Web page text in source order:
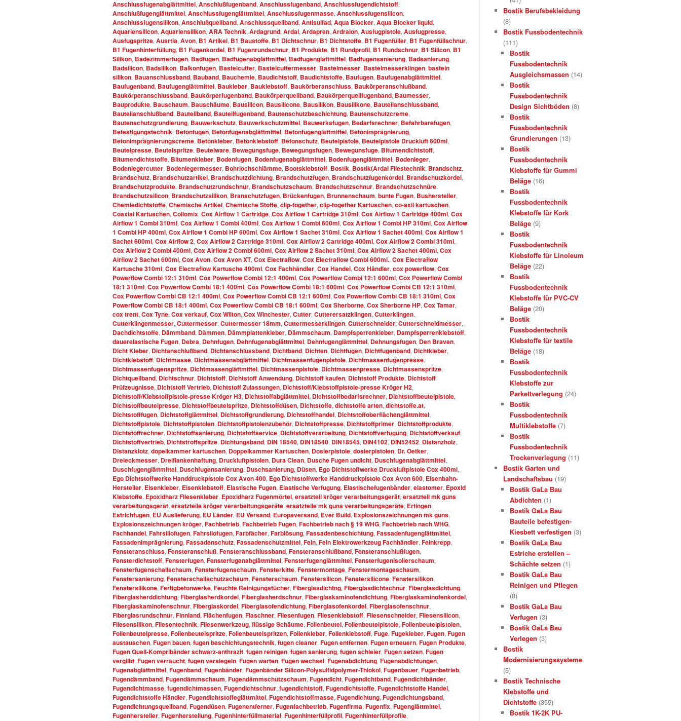
Anschlussfugenabglättmittel, Anschlußfugenband, Anschlussfugenband, Anschlussfugendichtstoff,
Anschlußfugenglättmittel, Anschlussfugenglättmittel, Anschlussfugenmasse, Anschlussfugensilicon,
Anschlussfugensilikon, Anschlußquellband, Anschlussquellband, Antisulfad, Aqua Blocker, Aqua Blocker liquid,
Aquariensilicon, Aquariensilikon, ARA Technik, Ardagrund, Ardal, Ardapren, Ardralon, Ausfugpistole, Ausfugpresse,
Ausfugspritze, Ausrtia, Avon, B1 Artikel, B1 Baustoffe, B1 Dichtschnur, B1 Dichtstoffe, B1 Fugenfüller, B1 Fugenfüllschnur,
B1 Fugenhinterfüllung, B1 Fugenkordel, B1 Fugenrundschnur, B1 Produkte, B1 Rundprofil, B1 Rundschnur, B1 Silicon, B1
Silikon, Badezimmerfugen, Badfugen, Badfugenabglättmittel, Badfugenglättmittel, Badfugensanierung, Badsanierung,
Badsilicon, Badsilikon, Balkonfugen, Bastelcutter, Bastelcuttermesser, Bastelmesser, Bastelmesserklingen, basteln
silikon, Bauanschlussband, Bauband, Bauchemie, Baudichtstoff, Baudichtstoffe, Baufugen, Baufugenabglättmittel,
Baufugenband, Baufugenglättmittel, Baukleber, Bauklebstoff, Baukörberanschluss, Baukörperanschlußband,
Baukörperanschlussband, Baukörperfugenband, Baukörperquellband, Baukörperquellfugenband, Baumesser,
Bauprodukte, Bauschaum, Bauschäume, Bausilicon, Bausilicone, Bausilikon, Bausilikone, Bauteilanschlussband,
Bauteilanschlußband, Bauteilband, Bauteilfugenband, Bautenschutzbeschichtung, Bautenschutzcreme,
Bautenschutzgrundierung, Bauwerkschutz, Bauwerkschutzmittel, Bauwerksfugen, Bedarfsrechner, Befahrbarefugen,
Befestigungstechnik, Betonfugen, Betonfugenabglättmittel, Betonfugenglättmittel, Betonimprägnierung,
Betonimprägnierungscreme, Betonkleber, Betonklebstoff, Betonschutz, Beutelpistole, Beutelpistole Druckluft 600ml,
Beutelpresse, Beutelspritze, Beutelware, Bewegungsfuge, Bewegungsfugen, Bewegunsfuge, Bitumendichtstoff,
Bitumendichtstoffe, Bitumenkleber, Bodenfugen, Bodenfugenabglättmittel, Bodenfugenglättmittel, Bodenleger,
Bodenlegercutter, Bodenlegermesser, Bohrlochschlämme, Bootsklebstoff, Bostik, Bostik(Ardal Fliestechnik, Brandschtz,
Brandschutz, Brandschutzartikel, Brandschutzdichtung, Brandschutzfugen, Brandschutzfugenkordel, Brandschutzkordel,
Brandschutzprodukte, Brandschutzrundschnur, Brandschutzschaum, Brandschutzschnur, Brandschutzschnüre,
Brandschutzsilicon, Brandschutzsilikon, Branschutzfugen, Brückenfugen, Brunnenschaum, bunte Fugen, Bushersteller,
Chemiedichtstoffe, Chemische Artikel, Chemische Stoffe, clip-together, clip-together Kartuschen, co-axil kartuschen,
Coaxial Kartuschen, Collomix, Cox Airflow 1 Cartridge, Cox Airflow 1 Cartridge 310ml, Cox Airflow 1 Cartridge 400ml, Cox
Airflow 1 Combi 310ml, Cox Airflow 1 Combi 400ml, Cox Airflow 1 Combi 600ml, Cox Airflow 1 Combi HP 310ml, Cox Airflow
1 Combi HP 400ml, Cox Airflow 1 Combi HP 600ml, Cox Airflow 1 Sachet 310ml, Cox Airflow 1 Sachet 400ml, Cox Airflow 1
Sachet 600ml, Cox Airflow 2, Cox Airflow 2 Cartridge 310ml, Cox Airflow 2 Cartridge 400ml, Cox Airflow 2 Combi 310ml,
Cox Airflow 2 Combi 400ml, Cox Airflow 2 Combi 600ml, Cox Airflow 2 Sachet 310ml, Cox Airflow 2 Sachet 400ml, Cox
Airflow 2 Sachet 600ml, Cox Avon, Cox Avon XT, Cox Electraflow, Cox Electraflow Combi 600ml., Cox Electraflow
Kartusche 310ml, Cox Electraflow Kartusche 400ml, Cox Fachhändler, Cox Handel, Cox Händler, cox powerflow, Cox
Powerflow Combi 12:1 310ml, Cox Powerflow Combi 12:1 400ml, Cox Powerflow Combi 12:1 600ml, Cox Powerflow Combi
18:1 310ml, Cox Powerflow Combi 18:1 400ml, Cox Powerflow Combi 18:1 600ml, Cox Powerflow Combi CB 12:1 310ml,
Cox Powerflow Combi CB 12:1 400ml, Cox Powerflow Combi CB 12:1 600ml, Cox Powerflow Combi CB 18:1 310ml, Cox
Powerflow Combi CB 18:1 400ml, Cox Powerflow Combi CB 18:1 600ml, Cox Sherborne, Cox Sherborne HP, Cox Tamar,
cox trent, Cox Tyne, Cox verkauf, Cox Wilton, Cox Winchester, Cutter, Cutterersatzklingen, Cutterklingen,
Cutterklingenmesser, Cuttermesser, Cuttermesser 18mm, Cuttermesserklingen, Cutterschneider, Cutterschneidmesser,
Dachdichtstoffe, Dämmband, Dämmen, Dämmplattenkleber, Dämmschaum, Dampfsperrenkleber, Dampfsperrenklebstoff,
dauerelastische Fugen, Debra, Dehnfugen, Dehnfugenabglättmittel, Dehnfugenglättmittel, Dehnungsfugen, Den Braven,
Dicht Kleber, Dichtanschlußband, Dichtanschlussband, Dichtband, Dichten, Dichtfugen, Dichtfugenband, Dichtkleber,
Dichtklebstoff, Dichtmasse, Dichtmassenabglättmittel, Dichtmassenfugenpistole, Dichtmassenfugenpresse,
Dichtmassenfugenspritze, Dichtmassenglättmittel, Dichtmassenpistole, Dichtmassenpresse, Dichtmassenspritze,
Dichtquellband, Dichtschnur, Dichtstoff, Dichtstoff Anwendung, Dichtstoff kaufen, Dichtstoff Produkte, Dichtstoff
Prüfzeugnisse, Dichtstoff Vertrieb, Dichtstoff Zulassungen, Dichtstoff/Klebstoffpistole-presse Kröger H2,
Dichtstoff/Klebstoffpistole-presse Kröger H3, Dichtstoffabglättmittel, Dichtstoffbedarfsrechner, Dichtstoffbeutelpistole,
Dichtstoffbeutelpresse, Dichtstoffbeutelspritze, Dichtstoffdüsen, Dichtstoffe, dichtstoffe arten, dichtstoffe.at,
Dichtstofffugen, Dichtstoffglättmittel, Dichtstoffgrundierung, Dichtstoffhandel, Dichtstoffoberflächenglättmittel,
Dichtstoffpistole, Dichtstoffpistolen, Dichtstoffpistolenzubehör, Dichtstoffpresse, Dichtstoffprimer, Dichtstoffprodukte,
Dichtstoffrechner, Dichtstoffsanierung, Dichtstoffservice, Dichtstoffverarbeitung, Dichtstoffverfugung, Dichtstoffverkauf,
Dichtstoffvertrieb, Dichtstroffspritze, Dichtungsband, DIN 18540, DIN18540, DIN18545, DIN4102, DIN52452, Distanzholz,
Distanzklotz, dopelkammer kartuschen, Doppelkammer Kartuschen, Dosierpistole, dosierpistolen, Dr. Oetker,
Dreieckmesser, Dreiflankenhaftung, Druckluftpistolen, Dura Clean, Dusche Fugen undicht, Duschfugenabglättmittel,
Duschfugenglättmittel, Duschfugensanierung, Duschsanierung, Düsen, Ego Dichtstoffwerke Druckluftpistole Cox 400ml,
Ego Dichtstoffwerke Handdruckpistole Cox Avon 400, Ego Dichtstoffwerke Handdruckpistole Cox Avon 600, Eisenbahn-
Hersteller, Eisenkleber, Eisenklebstoff, Elastische Fugen, Elastische Verfugung, Elastischefugenbänder, elastomer, Epoxid
Klebstoffe, Epoxidharz Fliesenkleber, Epoxidharz Fugenmörtel, ersatzteil kröger verarbeitungsgerät, ersatzteil mk guns
verarbeitungsgerät, ersatzteile kröger verarbeitungsgeräte, ersatzteile mk guns verarbeitungsgeräte, Ertingen,
Estrichfugen, EU Auslieferung, EU Länder, EU Versand, Europaversand, Ever Build, Explosionszeichnungen mk guns,
Explosionszeichnungen kröger, Fachbetrieb, Fachbetrieb Fugen, Fachbetrieb nach § 19 WHG, Fachbetrieb nach WHG,
Fachhandel, Fahrsiliofugen, Fahrsilofugen, Farbfächer, Farblösung, Fassadenbeschichtung, Fassadenfugenglättmittel,
Fassadenimprägnierung, Fassadenschutz, Fassadenschutzmittel, Fein, Fein Elektrowerkzeug Fachhändler, Feinkrepp,
Fensteranschluss, Fensteranschluß, Fensteranschlussband, Fensteranschlußband, Fensteranschlußfugen,
Fensterdichtstoff, Fensterfugen, Fensterfugenabglättmittel, Fensterfugenglättmittel, Fensterfugenisolierschaum,
Fensterfugenschallschaum, Fensterfugenschaum, Fensterkitte, Fenstermontage, Fenstermontageschaum,
Fenstersanierung, Fensterschallschutzschaum, Fensterschaum, Fenstersilicon, Fenstersilicone, Fenstersilikon,
Fenstersilikone, Fertigbetonwerke, Feuchte Reinigungstücher, Fiberglasdichtng, Fiberglasdichtschnur, Fiberglasdichtung,
Fiberglasherddichtung, Fiberglasherdkordel, Fiberglasherdschnur, Fiberglaskaminofendichtung, Fiberglaskaminofenkordel,
Fiberglaskaminofenschnur, Fiberglaskordel, Fiberglasofendichtung, Fiberglasofenkordel, Fiberglasofenschnur,
Fiberglasrundschnur, Finnland, Flächenfugen, Flaschner, Fliesenfugen, Fliesenklebstoff, Fliesenschneider, Fliesensilicon,
Fliesensilikon, Fliesentechnik, Fliesenwerkzeug, flüssige Schäume, Folienbeutel, Folienbeutelpistole, Folienbeutelpistolen,
Folienbeutelpresse, Folienbeutelspritze, Folienbeutelspritzen, Folienkleber, Folienklebstoff, Fuge, Fugekleber, Fugen, Fugen
austauschen, Fugen bauen, fugen beschichtungstechnik, fugen cleaner, Fugen entfernen, Fugen erneuern, Fugen Produkte,
Fugen Quell-Kompribänder schwarz-anthrazit, fugen reinigen, fugen sanierung, fugen schleier, Fugen setzen, Fugen
vergilbt, Fugen verraucht, fugen versiegeln, Fugen warten, Fugen wechsel, Fugenabdichtung, Fugenabdichtungen,
Fugenabglättmittel, Fugenband, Fugenbänder, Fugenbänder Silicon-Polysulfidpolymer-Thiokol, Fugenbauer, Fugenbetrieb,
Fugendämmband, Fugendämmschaum, Fugendämmschutzschaum, Fugendicht, Fugendichtband, Fugendichtbänder,
Fugendichtmasse, fugendichtmassen, Fugendichtschnur, fugendichtstoff, Fugendichtstoffe, Fugendichtstoffe Handel,
Fugendichtstoffe Händler, Fugendichtstoffeglättmittel, Fugendichtstoffmasse, Fugendichtung, Fugendichtungsband,
Fugendichtungsquellband, Fugendüsen, Fugenentferner, Fugenfachbetrieb, Fugenfirma, Fugenfix, Fugenglättmittel,
Fugenhersteller, Fugenherstellung, Fugenhinterfüllmaterial, Fugenhinterfüllprofil, Fugenhinterfüllprofile,
Bostik Berufsbekleidung
(8)
Bostik Fussbodentechnik
(111)
Bostik
Fussbodentechnik
Ausgleichsmassen (14)
Bostik
Fussbodentechnik
Design Sichtböden (8)
Bostik
Fussbodentechnik
Grundierungen (13)
Bostik
Fussbodentechnik
Klebstoffe für Gummi
Beläge (16)
Bostik
Fussbodentechnik
Klebstoffe für Kork
Beläge (9)
Bostik
Fussbodentechnik
Klebstoffe für Linoleum
Beläge (22)
Bostik
Fussbodentechnik
Klebstoffe für PVC-CV
Beläge (20)
Bostik
Fussbodentechnik
Klebstoffe für textile
Beläge (18)
Bostik
Fussbodentechnik
Klebstoffe zur
Parkettverlegung (24)
Bostik
Fussbodentechnik
Multiklebstoffe (7)
Bostik
Fussbodentechnik
Trockenverlegung (11)
Bostik Garten und
Landschaftsbau (19)
Bostik GaLa Bau
Abdichten (1)
Bostik GaLa Bau
Bauteile befestigen-
Kiesbett verfestigen (3)
Bostik GaLa Bau
Estriche erstellen –
Schächte setzen (1)
Bostik GaLa Bau
Reinigen und Pflegen
(8)
Bostik GaLa Bau
Verfugen (3)
Bostik GaLa Bau
Verlegen (3)
Bostik
Modernisierungssysteme
(5)
Bostik Technische
Klebstoffe und
Dichtstoffe (355)
Bostik 1K-2K PU-